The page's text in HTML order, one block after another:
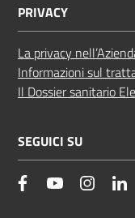
PRIVACY
La privacy
Informazioni sul
Il Dossier sanitario
SEGUICI SU
facebookYouTube